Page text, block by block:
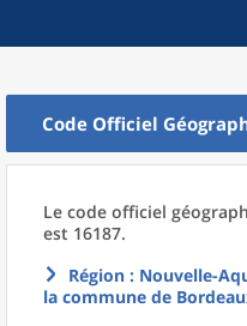
Code Officiel
Le code officiel
est 16187.
Région : Nouvelle-
la commune de